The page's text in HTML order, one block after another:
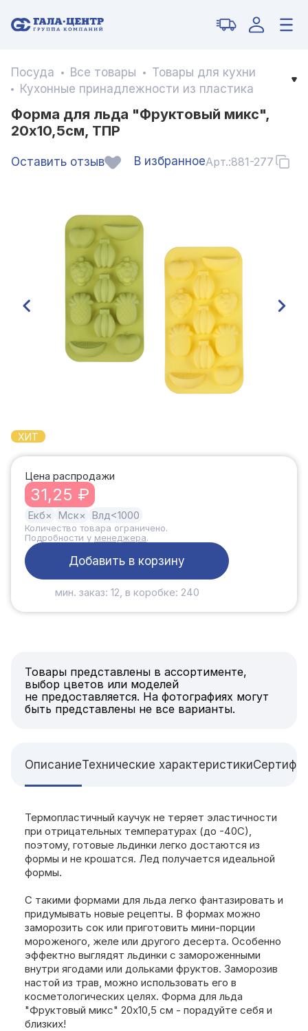
Посуда Все товары
Товары для кухни
Кухонные принадлежности из пластика
Форма для льда "Фруктовый микс",
20х10,5см, ТПР
Оставить отзыв В избранноеАрт.:881-277
ХИТ
Цена распродажи
31,25 ₽
Екб× Мск× Влд<1000
Количество товара ограничено.
Подробности у менеджера.
Добавить в корзину
мин. заказ: 12, в коробке: 240
Товары представлены в ассортименте,
выбор цветов или моделей
не предоставляется. На фотографиях могут
быть представлены не все варианты.
ОписаниеТехнические характеристики
Термопластичный каучук не теряет эластичности
при отрицательных температурах (до -40С),
поэтому, готовые льдинки легко достаются из
формы и не крошатся. Лед получается идеальной
формы.
С такими формами для льда легко фантазировать и
придумывать новые рецепты. В формах можно
заморозить сок или приготовить мини-порции
мороженого, желе или другого десерта. Особенно
эффектно выглядят льдинки с замороженными
внутри ягодами или дольками фруктов. Заморозив
настой из трав, можно использовать его в
косметологических целях. Форма для льда
"Фруктовый микс" 20х10,5 см - порадуйте себя и
близких!